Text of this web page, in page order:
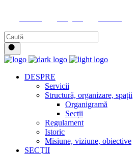
DESPRE
Servicii
Structură, organizare, spații
Organigramă
Secții
Regulament
Istoric
Misiune, viziune, obiective
SECȚII